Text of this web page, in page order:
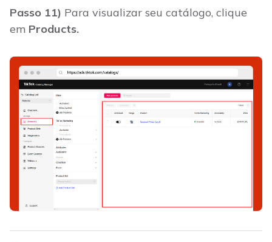
Passo 11) Para visualizar seu catálogo, clique
em Products.